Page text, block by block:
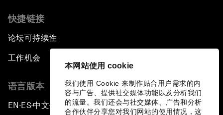
本网站使用 cookie
我们使用 Cookie 来制作贴合用户需求的内
容与广告、提供社交媒体功能以及分析我们
的流量。我们还会与社交媒体、广告和分析
合作伙伴分享您对我们网站的使用情况，这
快捷链接
论坛可持续性
工作机会
语言版本
EN ▪ ES▪中文▪ 日本語